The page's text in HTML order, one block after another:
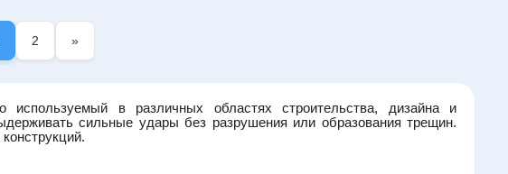
2 »
используемый в различных областях строительства, дизайна и
сильные удары без разрушения или образования трещин.